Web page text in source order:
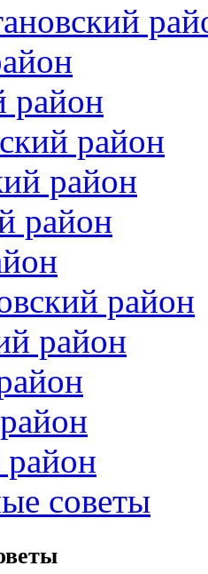
район
район
район
район
район
район
советы